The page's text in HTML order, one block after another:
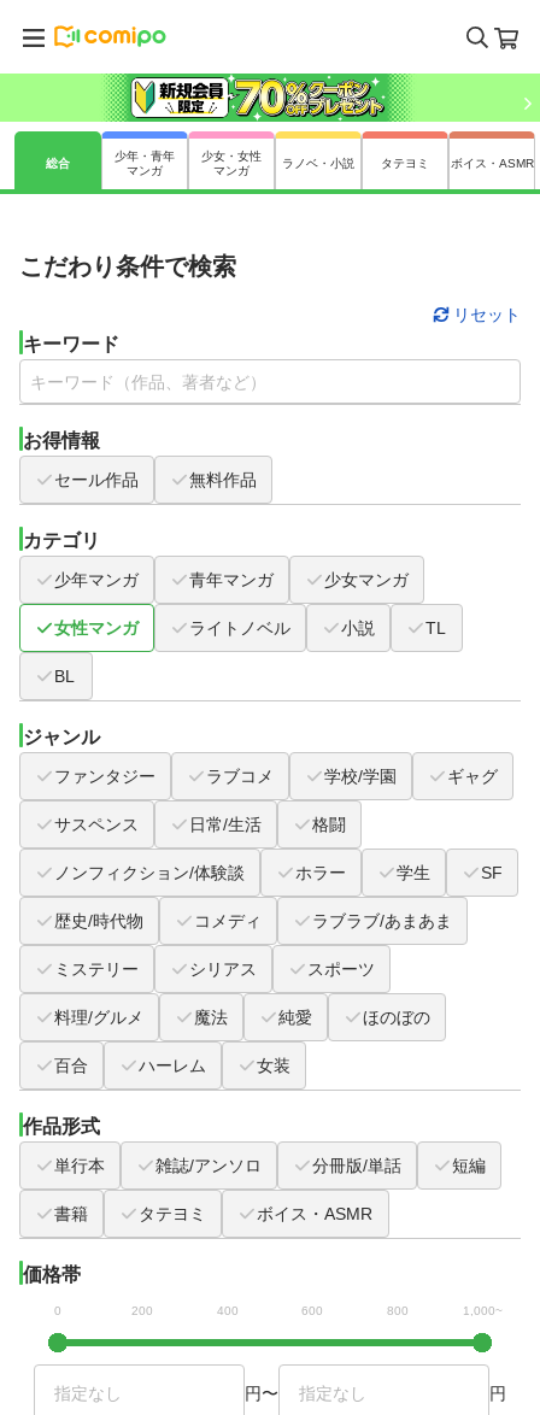
総合
少年・青年
マンガ
少女・女性
マンガ
ラノベ・小説 タテヨミ ボイス・ASMR
こだわり条件で検索
リセット
キーワード
お得情報
セール作品 無料作品
カテゴリ
少年マンガ 青年マンガ 少女マンガ
女性マンガ ライトノベル 小説 TL
BL
ジャンル
ファンタジー ラブコメ 学校/学園 ギャグ
サスペンス 日常/生活 格闘
ノンフィクション/体験談 ホラー 学生 SF
歴史/時代物 コメディ ラブラブ/あまあま
ミステリー シリアス スポーツ
料理/グルメ 魔法 純愛 ほのぼの
百合 ハーレム 女装
作品形式
単行本 雑誌/アンソロ 分冊版/単話 短編
書籍 タテヨミ ボイス・ASMR
価格帯
0 200 400 600 800 1,000~
円〜 円